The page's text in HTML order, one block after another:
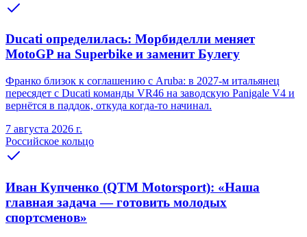
Ducati определилась: Морбиделли меняет
MotoGP на Superbike и заменит Булегу
Франко близок к соглашению с Aruba: в 2027-м итальянец
пересядет с Ducati команды VR46 на заводскую Panigale V4 и
вернётся в паддок, откуда когда-то начинал.
7 августа 2026 г.
Российское кольцо
Иван Купченко (QTM Motorsport): «Наша
главная задача — готовить молодых
спортсменов»